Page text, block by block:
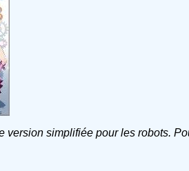
version simplifiée pour les robots.